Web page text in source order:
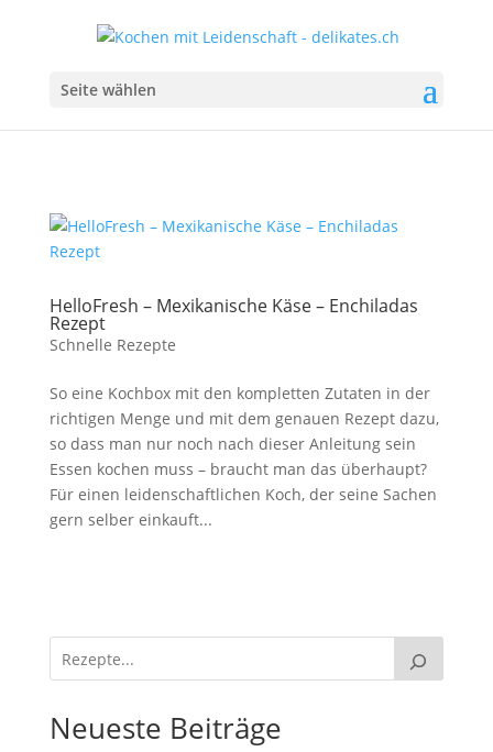
Seite wählen
HelloFresh – Mexikanische Käse – Enchiladas
Rezept
Schnelle Rezepte
So eine Kochbox mit den kompletten Zutaten in der
richtigen Menge und mit dem genauen Rezept dazu,
so dass man nur noch nach dieser Anleitung sein
Essen kochen muss – braucht man das überhaupt?
Für einen leidenschaftlichen Koch, der seine Sachen
gern selber einkauft...
Neueste Beiträge